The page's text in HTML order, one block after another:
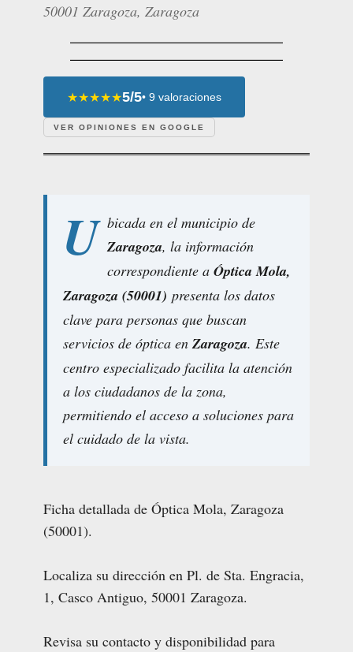
50001 Zaragoza, Zaragoza
★★★★★5/5• 9 valoraciones
VER OPINIONES EN GOOGLE
U bicada en el municipio de
Zaragoza, la información
correspondiente a Óptica Mola,
Zaragoza (50001) presenta los datos
clave para personas que buscan
servicios de óptica enZaragoza. Este
centro especializado facilita la atención
a los ciudadanos de la zona,
permitiendo el acceso a soluciones para
el cuidado de la vista.
Ficha detallada de Óptica Mola, Zaragoza
(50001).
Localiza su dirección en Pl. de Sta. Engracia,
1, Casco Antiguo, 50001 Zaragoza.
Revisa su contacto y disponibilidad para